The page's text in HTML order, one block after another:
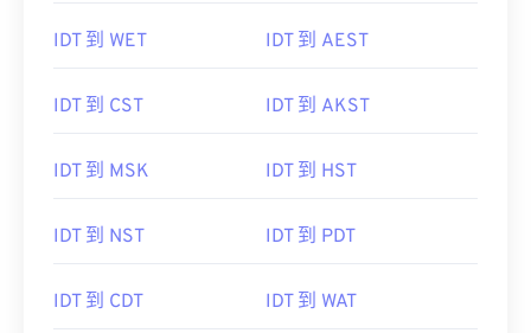
IDT 到 WET IDT 到 AEST
IDT 到 CST IDT 到 AKST
IDT 到 MSK IDT 到 HST
IDT 到 NST IDT 到 PDT
IDT 到 CDT IDT 到 WAT